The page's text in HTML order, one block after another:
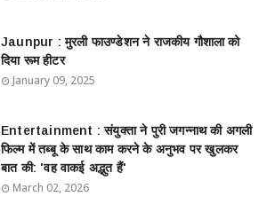
Jaunpur : ​मुरली फाउण्डेशन ने राजकीय गौशाला को
दिया रूम हीटर
January 09, 2025
Entertainment : ​संयुक्ता ने पुरी जगन्नाथ की अगली
फिल्म में तब्बू के साथ काम करने के अनुभव पर खुलकर
बात की: 'वह वाकई अद्भुत हैं'
March 02, 2026